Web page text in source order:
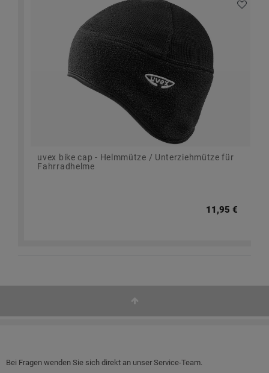
uvex bike cap - Helmmütze / Unterziehmütze für
Fahrradhelme
11,95 €
Bei Fragen wenden Sie sich direkt an unser Service-Team.